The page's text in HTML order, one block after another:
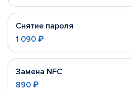
Снятие пароля
1 090 ₽
Замена NFC
890 ₽